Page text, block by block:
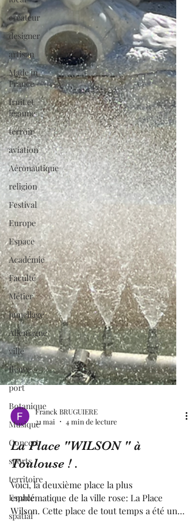
créateur
designer
artisan
Made in
France
fruit et
légume
terroir
aviation
Aéronautique
religion
Festival
Europe
Espace
Académie
Faculté
Métier
jumellage
Allemagne
ville
fleuve
port
Botanique
Musique
Concert
sports
territoire
Espace
spatial
21 mai
4 min de lecture
La Place "WILSON " à
Toulouse ! .
Voici, la deuxième place la plus
emblématique de la ville rose: La Place